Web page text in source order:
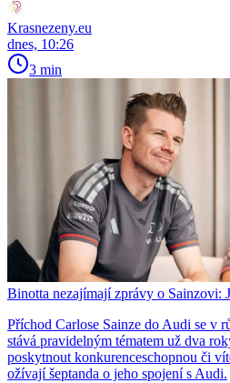
Krasnezeny.eu
dnes, 10:26
3 min
Binotta nezajímají zprávy o Sainzovi:
Příchod Carlose Sainze do Audi se v
stává pravidelným tématem už dva
poskytnout konkurenceschopnou či
ožívají šeptanda o jeho spojení s Audi.